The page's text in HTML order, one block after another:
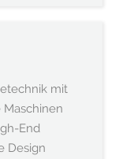
mit
End
Design